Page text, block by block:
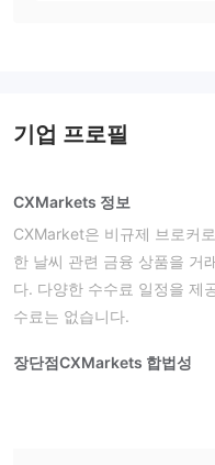
기업 프로필
CXMarkets 정보
CXMarket은 비규제 브로커
한 날씨 관련 금융 상품을 거
다. 다양한 수수료 일정을 제
수료는 없습니다.
장단점CXMarkets 합법성
cxmarkets.com은 1999년 8